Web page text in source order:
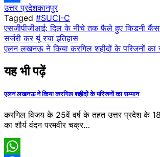
Share
उत्तर प्रदेश​कानपुर
Tagged #SUCI-C
Post
navigation
एसजीपीजीआई: दिल के नीचे तक फैले हुए किडनी
सर्जरी कर यूं रचा इतिहास
एलन लखनऊ ने किया करगिल शहीदों के परिजनों का
यह भी पढ़ें
एलन लखनऊ ने किया करगिल शहीदों के परिजनों का सम्मान
करगिल विजय के 25वें वर्ष के तहत उत्तर प्रदेश के
का शौर्य वंदन परमवीर चक्र…